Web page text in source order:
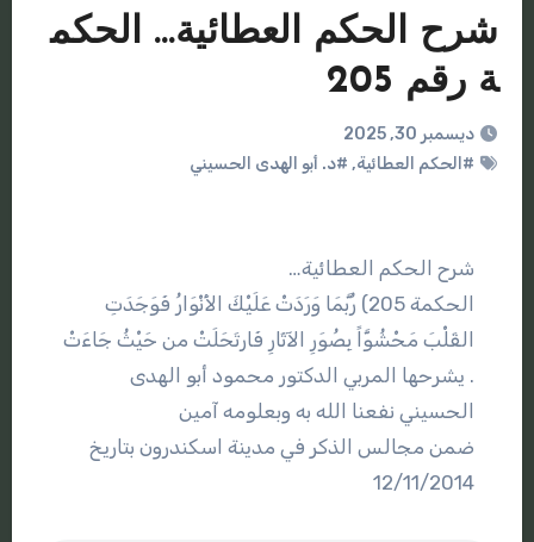
شرح الحكم العطائية… الحكم
ة رقم 205
ديسمبر 30, 2025
#الحكم العطائية, #د. أبو الهدى الحسيني
شرح الحكم العطائية…
الحكمة 205) رُبَّمَا وَرَدَتْ عَلَيْكَ الأَنْوَارُ فَوَجَدَتِ
القَلْبَ مَحْشُوَّاً بِصُوَرِ الآثَارِ فَارتَحَلَتْ من حَيْثُ جَاءَتْ
. يشرحها المربي الدكتور محمود أبو الهدى
الحسيني نفعنا الله به وبعلومه آمين
ضمن مجالس الذكر في مدينة اسكندرون بتاريخ
12/11/2014